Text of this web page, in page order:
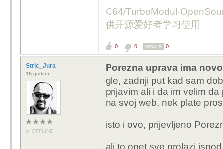
C64/TurboModul-
供开源爱好者学习使用
0 0 HVALA 0
Stric_Jura
16 godina
OFFLINE
Porezna uprava ima
gle, zadnji put kad sam
prijavim ali i da im velim
na svoj web, nek plate
isto i ovo, prijevljeno
ali to opet sve prolazi